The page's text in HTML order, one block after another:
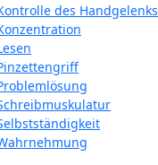
des Handgelenks